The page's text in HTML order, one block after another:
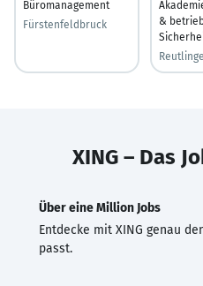
Büromanagement
Fürstenfeldbruck
&
XING – Das
Über eine Million Jobs
Entdecke mit XING genau
passt.